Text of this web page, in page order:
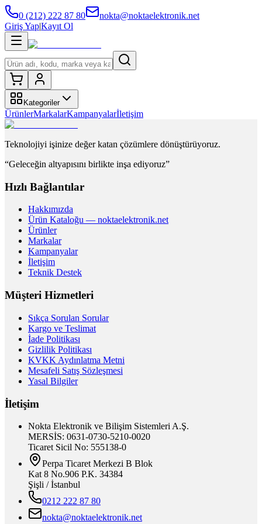
0 (212) 222 87 80
nokta@noktaelektronik.net
Giriş Yap|Kayıt Ol
Kategoriler
ÜrünlerMarkalarKampanyalarİletişim
Teknolojiyi işinize değer katan çözümlere dönüştürüyoruz.
“Geleceğin altyapısını birlikte inşa ediyoruz”
Hızlı Bağlantılar
Hakkımızda
Ürün Kataloğu — noktaelektronik.net
Ürünler
Markalar
Kampanyalar
İletişim
Teknik Destek
Müşteri Hizmetleri
Sıkça Sorulan Sorular
Kargo ve Teslimat
İade Politikası
Gizlilik Politikası
KVKK Aydınlatma Metni
Mesafeli Satış Sözleşmesi
Yasal Bilgiler
İletişim
Nokta Elektronik ve Bilişim Sistemleri A.Ş.
MERSİS: 0631-0730-5210-0020
Ticaret Sicil No: 555138-0
Perpa Ticaret Merkezi B Blok
Kat 8 No.906 P.K. 34384
Şişli / İstanbul
0212 222 87 80
nokta@noktaelektronik.net